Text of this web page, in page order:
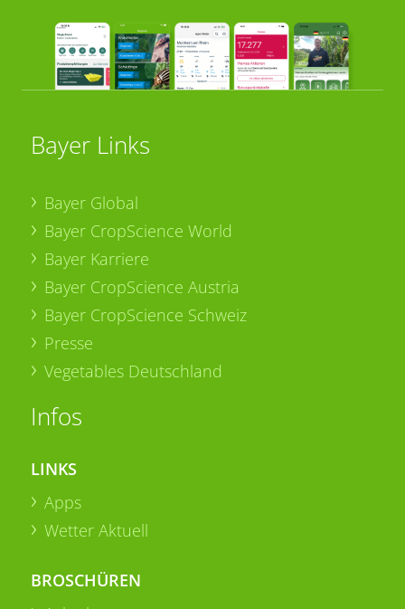
Bayer Links
Bayer Global
Bayer CropScience World
Bayer Karriere
Bayer CropScience Austria
Bayer CropScience Schweiz
Presse
Vegetables Deutschland
Infos
LINKS
Apps
Wetter Aktuell
BROSCHÜREN